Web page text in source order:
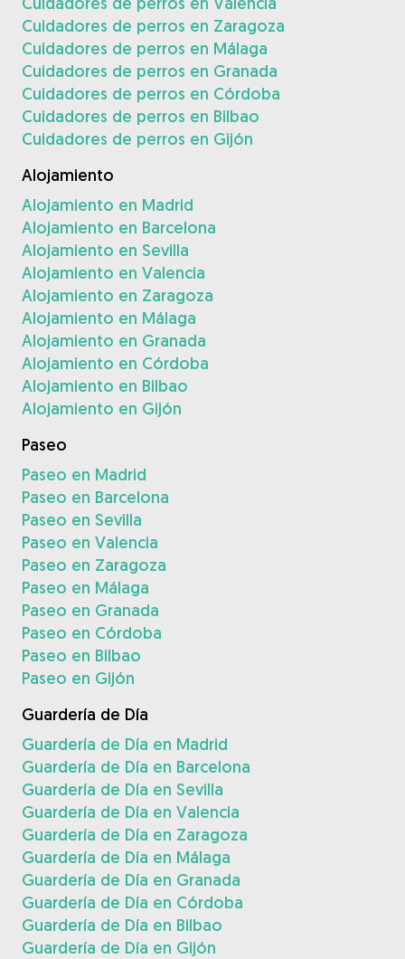
Cuidadores de perros en Zaragoza
Cuidadores de perros en Málaga
Cuidadores de perros en Granada
Cuidadores de perros en Córdoba
Cuidadores de perros en Bilbao
Cuidadores de perros en Gijón
Alojamiento
Alojamiento en Madrid
Alojamiento en Barcelona
Alojamiento en Sevilla
Alojamiento en Valencia
Alojamiento en Zaragoza
Alojamiento en Málaga
Alojamiento en Granada
Alojamiento en Córdoba
Alojamiento en Bilbao
Alojamiento en Gijón
Paseo
Paseo en Madrid
Paseo en Barcelona
Paseo en Sevilla
Paseo en Valencia
Paseo en Zaragoza
Paseo en Málaga
Paseo en Granada
Paseo en Córdoba
Paseo en Bilbao
Paseo en Gijón
Guardería de Día
Guardería de Día en Madrid
Guardería de Día en Barcelona
Guardería de Día en Sevilla
Guardería de Día en Valencia
Guardería de Día en Zaragoza
Guardería de Día en Málaga
Guardería de Día en Granada
Guardería de Día en Córdoba
Guardería de Día en Bilbao
Guardería de Día en Gijón